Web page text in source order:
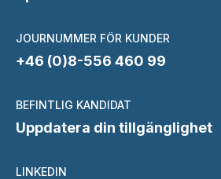
JOURNUMMER FÖR KUNDER
+46 (0)8-556 460 99
BEFINTLIG KANDIDAT
Uppdatera din tillgänglighet
LINKEDIN